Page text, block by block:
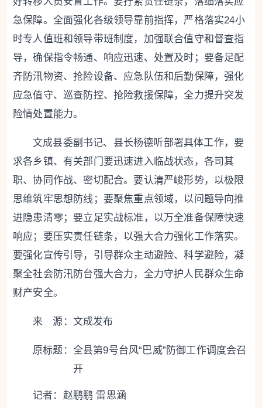
急保障。 全面强化各级领导靠前指挥，严格落实24小
时专人值班和领导带班制度，加强联合值守和督查指
导，确保指令畅通、响应迅速、处置及时；要备足配
齐防汛物资、抢险设备、应急队伍和后勤保障，强化
应急值守、巡查防控、抢险救援保障，全力提升突发
险情处置能力。
文成县委副书记、县长杨德听部署具体工作，要
求各乡镇、有关部门要迅速进入临战状态，各司其
职、协同作战、密切配合。要认清严峻形势，以极限
思维筑牢思想防线；要聚焦重点领域，以问题导向推
进隐患清零；要立足实战标准，以万全准备保障快速
响应；要压实责任链条，以强大合力强化工作落实。
要强化宣传引导，引导群众主动避险、科学避险，凝
聚全社会防汛防台强大合力，全力守护人民群众生命
财产安全。
来 源：文成发布
原标题： 全县第9号台风“巴威”防御工作调度会召
开
记者：赵鹏鹏 雷思涵